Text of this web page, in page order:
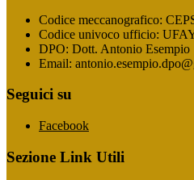
Codice meccanografico:
Codice univoco ufficio:
DPO: Dott. Antonio Esempio
Email:
Seguici su
Facebook
Sezione Link Utili